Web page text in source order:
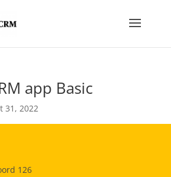
app Basic
31, 2022
126